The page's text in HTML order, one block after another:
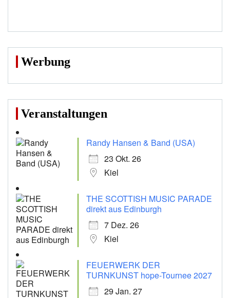
Werbung
Veranstaltungen
Randy Hansen & Band (USA)
23 Okt. 26
Kiel
THE SCOTTISH MUSIC PARADE
direkt aus Edinburgh
7 Dez. 26
Kiel
FEUERWERK DER
TURNKUNST hope-Tournee 2027
29 Jan. 27